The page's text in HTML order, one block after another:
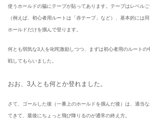
使うホールドの脇にテープが貼ってあります。テープはレベル
（例えば、初心者用ルートは「赤テープ」など）、基本的には
ホールドだけを掴んで登ります。
何とも弱気な3人を叱咤激励しつつ、まずは初心者用のルートの
戦してもらいました。
おお、3人とも何とか登れました。
さて、ゴールした後（一番上のホールドを掴んだ後）は、適当
てきて、最後にちょっと飛び降りるのが通常の終え方。